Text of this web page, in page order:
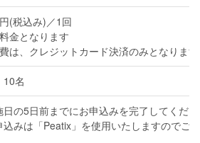
(税込み)／1回
金となります
は、クレジットカード決済のみとなります
10名
日の5日前までにお申込みを完了してくだ
込みは「Peatix」を使用いたしますのでご